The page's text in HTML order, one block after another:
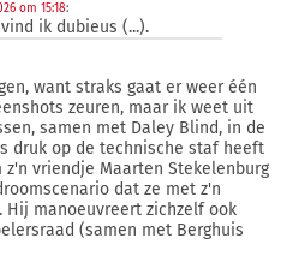
om 15:18:
ik dubieus (...).
want straks gaat er weer één
zeuren, maar ik weet uit
samen met Daley Blind, in de
druk op de technische staf heeft
vriendje Maarten Stekelenburg
dat ze met z'n
Hij manoeuvreert zichzelf ook
(samen met Berghuis